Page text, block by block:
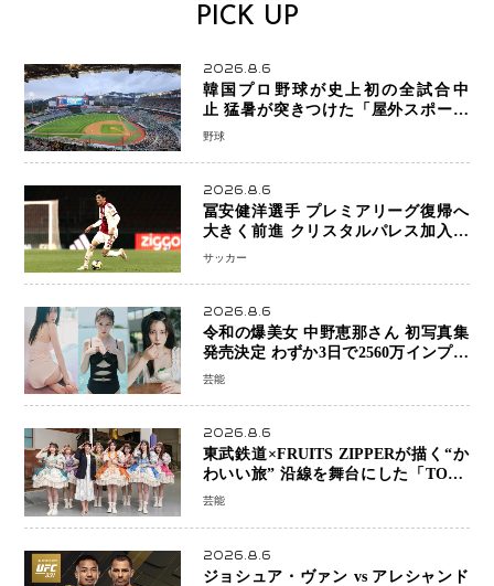
PICK UP
2026.8.6
韓国プロ野球が史上初の全試合中
止 猛暑が突きつけた「屋外スポーツ
の限界」 日本発のドーム型施設時代
野球
2026.8.6
冨安健洋選手 プレミアリーグ復帰へ
大きく前進 クリスタルパレス加入目
前 メディカルチェックも通過
サッカー
2026.8.6
令和の爆美女 中野恵那さん 初写真集
発売決定 わずか3日で2560万インプレ
ッションを記録した話題の美貌を凝縮
芸能
2026.8.6
東武鉄道×FRUITS ZIPPERが描く“か
わいい旅” 沿線を舞台にした「TOBU
KAWAII PROJECT」が開幕
芸能
2026.8.6
ジョシュア・ヴァン vs アレシャンド